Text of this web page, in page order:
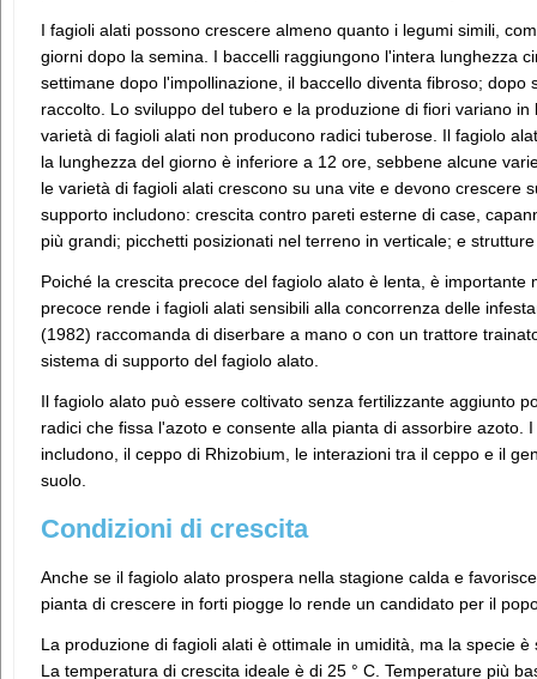
I fagioli alati possono crescere almeno quanto i legumi simili,
giorni dopo la semina. I baccelli raggiungono l'intera lunghezza
settimane dopo l'impollinazione, il baccello diventa fibroso;
raccolto. Lo sviluppo del tubero e la produzione di fiori variano
varietà di fagioli alati non producono radici tuberose. Il fagiolo
la lunghezza del giorno è inferiore a 12 ore, sebbene alcune
le varietà di fagioli alati crescono su una vite e devono crescere
supporto includono: crescita contro pareti esterne di case,
più grandi; picchetti posizionati nel terreno in verticale; e
Poiché la crescita precoce del fagiolo alato è lenta, è
precoce rende i fagioli alati sensibili alla concorrenza delle
(1982) raccomanda di diserbare a mano o con un trattore
sistema di supporto del fagiolo alato.
Il fagiolo alato può essere coltivato senza fertilizzante aggiunto
radici che fissa l'azoto e consente alla pianta di assorbire azoto.
includono, il ceppo di Rhizobium, le interazioni tra il ceppo e il
suolo.
Condizioni di crescita
Anche se il fagiolo alato prospera nella stagione calda e
pianta di crescere in forti piogge lo rende un candidato per il
La produzione di fagioli alati è ottimale in umidità, ma la specie
La temperatura di crescita ideale è di 25 ° C. Temperature più